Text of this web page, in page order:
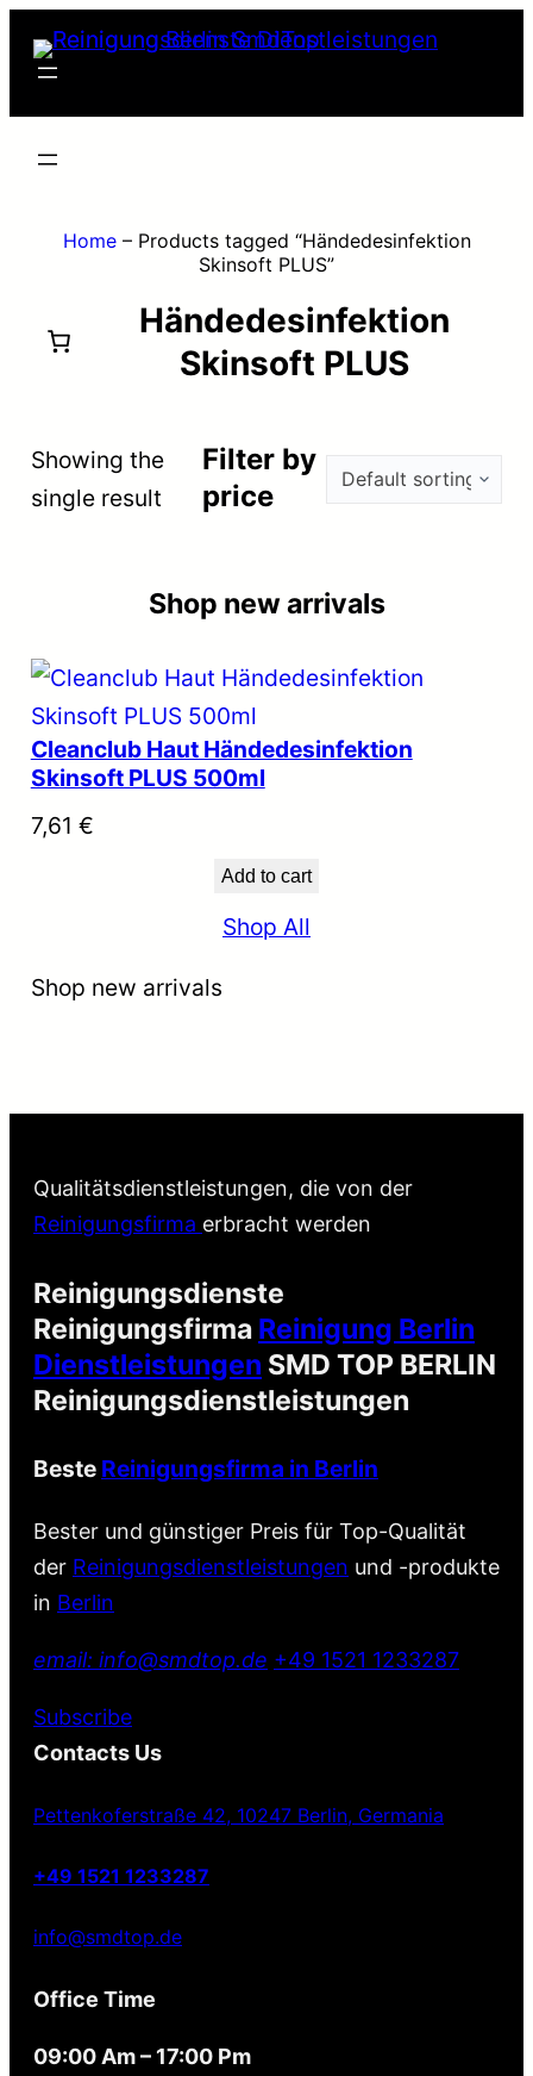
Skip
Home– Products tagged “Händedesinfektion
Skinsoft PLUS”
Händedesinfektion
Skinsoft PLUS
Showing the
single result
Filter by
price
Shop new arrivals
Cleanclub Haut Händedesinfektion
Skinsoft PLUS 500ml
7,61 €
Add to cart
Shop All
Shop new arrivals
Qualitätsdienstleistungen, die von der
Reinigungsfirma erbracht werden
Reinigungsdienste
Reinigungsfirma Reinigung Berlin
Dienstleistungen SMD TOP BERLIN
Reinigungsdienstleistungen
Beste Reinigungsfirma in Berlin
Bester und günstiger Preis für Top-Qualität
der Reinigungsdienstleistungen und -produkte
in Berlin
email: info@smdtop.de +49 1521 1233287
Subscribe
Contacts Us
Pettenkoferstraße 42, 10247 Berlin, Germania
+49 1521 1233287
info@smdtop.de
Office Time
09:00 Am – 17:00 Pm